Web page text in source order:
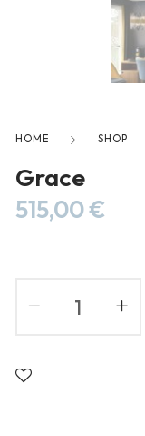
HOME SHOP
Grace
515,00€